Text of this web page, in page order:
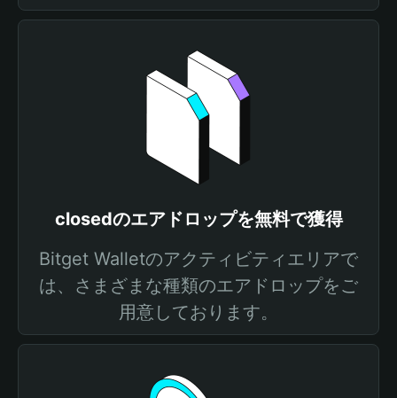
closedのエアドロップを無料で獲得
Bitget Walletのアクティビティエリアで
は、さまざまな種類のエアドロップをご
用意しております。